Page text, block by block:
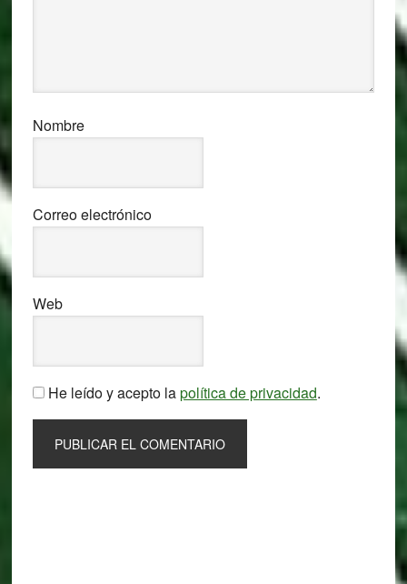
Nombre
Correo electrónico
Web
He leído y acepto lapolítica de privacidad.